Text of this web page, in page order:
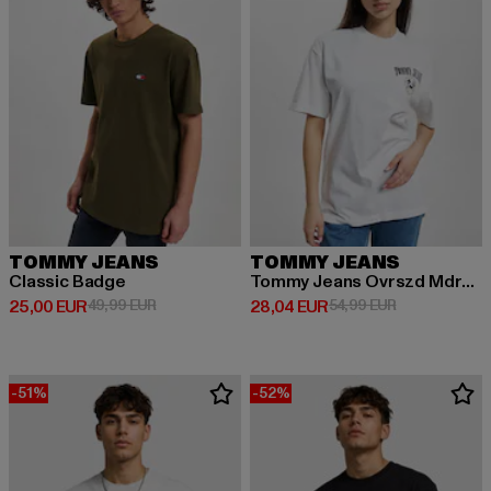
TOMMY JEANS
Classic Badge
25,00 EUR
Derzeitiger Preis: 25,00 EUR
49,99 EURAktionspreis: 49,99 EUR
TOMMY JEANS
Tommy Jeans Ovrszd Mdrn Prp 2
28,04 EUR
Derzeitiger Preis: 28,04 EUR
54,99 EURAktionspreis:
-51% -52%